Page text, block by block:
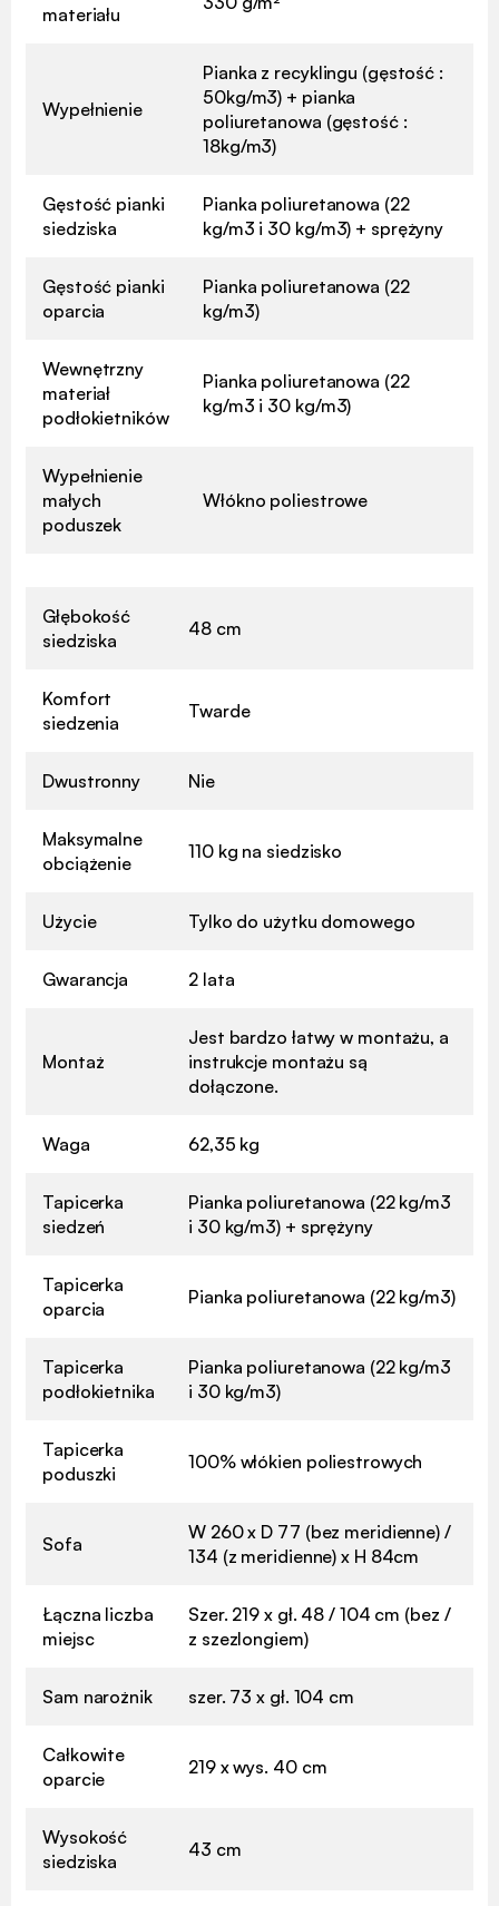
materiału
Wypełnienie
Pianka z recyklingu (gęstość :
50kg/m3) + pianka
poliuretanowa (gęstość :
18kg/m3)
Gęstość pianki
siedziska
Pianka poliuretanowa (22
kg/m3 i 30 kg/m3) + sprężyny
Gęstość pianki
oparcia
Pianka poliuretanowa (22
kg/m3)
Wewnętrzny
materiał
podłokietników
Pianka poliuretanowa (22
kg/m3 i 30 kg/m3)
Wypełnienie
małych
poduszek
Włókno poliestrowe
Głębokość
siedziska
48 cm
Komfort
siedzenia
Twarde
Dwustronny Nie
Maksymalne
obciążenie
110 kg na siedzisko
Użycie Tylko do użytku domowego
Gwarancja 2 lata
Montaż
Jest bardzo łatwy w montażu, a
instrukcje montażu są
dołączone.
Waga 62,35 kg
Tapicerka
siedzeń
Pianka poliuretanowa (22 kg/m3
i 30 kg/m3) + sprężyny
Tapicerka
oparcia
Pianka poliuretanowa (22 kg/m3)
Tapicerka
podłokietnika
Pianka poliuretanowa (22 kg/m3
i 30 kg/m3)
Tapicerka
poduszki
100% włókien poliestrowych
Sofa
W 260 x D 77 (bez meridienne) /
134 (z meridienne) x H 84cm
Łączna liczba
miejsc
Szer. 219 x gł. 48 / 104 cm (bez /
z szezlongiem)
Sam narożnik szer. 73 x gł. 104 cm
Całkowite
oparcie
219 x wys. 40 cm
Wysokość
siedziska
43 cm